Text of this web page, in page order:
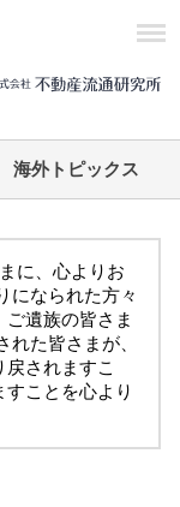
海外トピックス
に、心よりお
になられた方々
遺族の皆さま
た皆さまが、
されますこ
ことを心より